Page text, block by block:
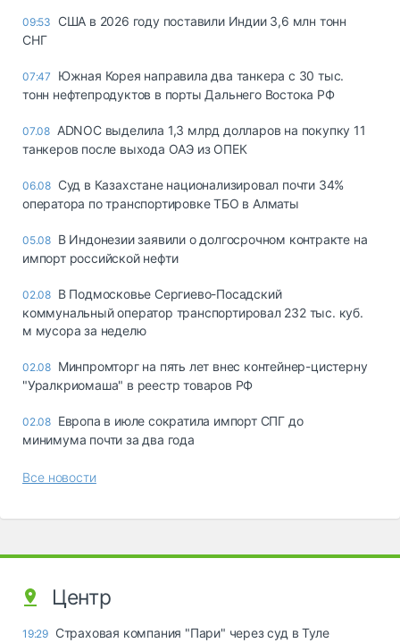
09:53
США в 2026 году поставили Индии 3,6 млн тонн
СНГ
07:47
Южная Корея направила два танкера с 30 тыс.
тонн нефтепродуктов в порты Дальнего Востока РФ
07.08 ADNOC выделила 1,3 млрд долларов на покупку 11
танкеров после выхода ОАЭ из ОПЕК
06.08 Суд в Казахстане национализировал почти 34%
оператора по транспортировке ТБО в Алматы
05.08 В Индонезии заявили о долгосрочном контракте на
импорт российской нефти
02.08 В Подмосковье Сергиево-Посадский
коммунальный оператор транспортировал 232 тыс. куб.
м мусора за неделю
02.08 Минпромторг на пять лет внес контейнер-цистерну
"Уралкриомаша" в реестр товаров РФ
02.08 Европа в июле сократила импорт СПГ до
минимума почти за два года
Все новости
Центр
19:29 Страховая компания "Пари" через суд в Туле